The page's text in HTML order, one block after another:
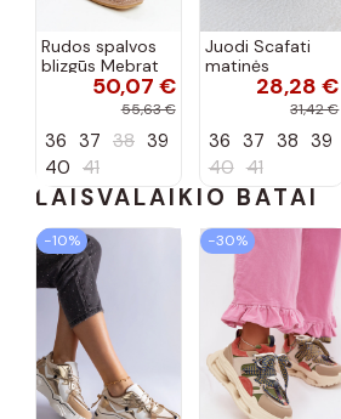
Rudos spalvos
blizgūs Mebrat
bateliai50,07 €
55,63 €
36 37 38 39
40 41
Juodi Scafati
matinės
apdailos bateliai
28,28 €
31,42 €
36 37 38 39
40 41
LAISVALAIKIO BATAI
−10% −30%